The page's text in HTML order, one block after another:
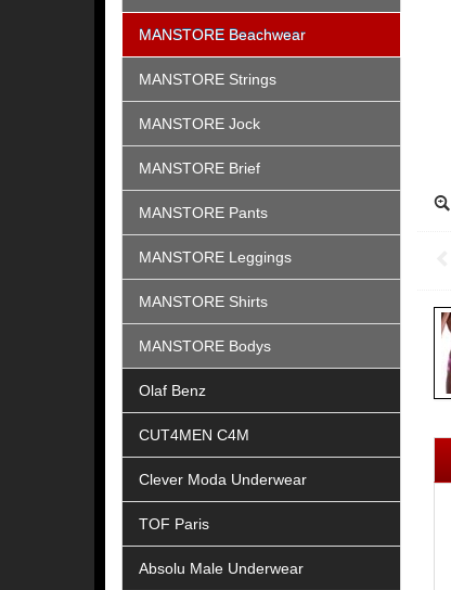
MANSTORE Beachwear
MANSTORE Strings
MANSTORE Jock
MANSTORE Brief
MANSTORE Pants
MANSTORE Leggings
MANSTORE Shirts
MANSTORE Bodys
Olaf Benz
CUT4MEN C4M
Clever Moda Underwear
TOF Paris
Absolu Male Underwear